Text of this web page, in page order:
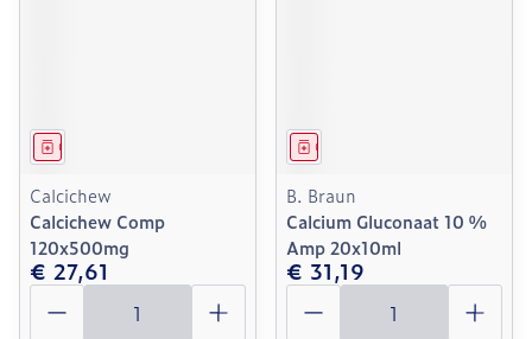
Geneesmiddel
Calcichew
Calcichew Comp
120x500mg
€ 27,61
Aantal
Geneesmiddel
B. Braun
Calcium Gluconaat 10 %
Amp 20x10ml
€ 31,19
Aantal